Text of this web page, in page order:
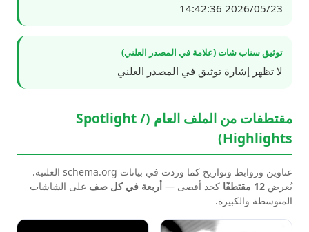
2026/05/23 14:42:36
توثيق سناب شات (علامة في المصدر العلني)
لا تظهر إشارة توثيق في المصدر العلني
مقتطفات من الملف العام (Spotlight /
Highlights)
عناوين وروابط وتواريخ كما وردت في بيانات schema.org العلنية.
يُعرض 12 مقتطفًا كحد أقصى — أربعة في كل صف على الشاشات
المتوسطة والكبيرة.